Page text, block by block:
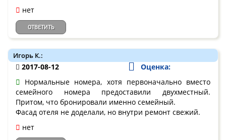
нет
ОТВЕТИТЬ
Игорь К.:
2017-08-12
Оценка:
Нормальные номера, хотя первоначально вместо
семейного номера предоставили двухместный.
Притом, что бронировали именно семейный.
Фасад отеля не доделали, но внутри ремонт свежий.
нет